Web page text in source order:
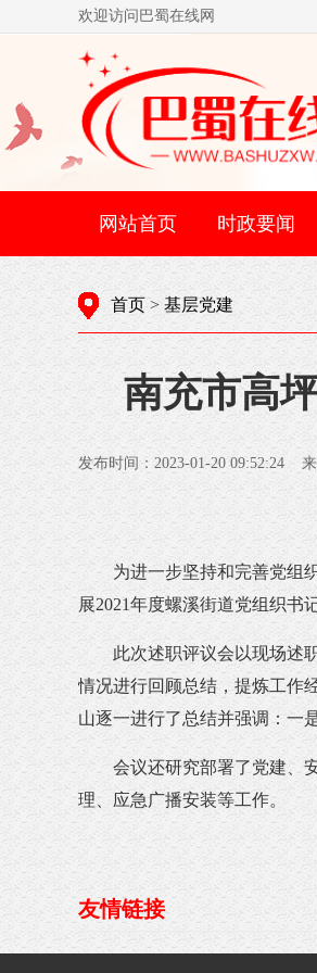
欢迎访问巴蜀在线网
网站首页 时政要闻
首页> 基层党建
南充市高
发布时间：2023-01-20 09:52:24
为进一步坚持和完善党组织
展2021年度螺溪街道党组织书
此次述职评议会以现场述职
情况进行回顾总结，提炼工作
山逐一进行了总结并强调：一
会议还研究部署了党建、安
理、应急广播安装等工作。
友情链接